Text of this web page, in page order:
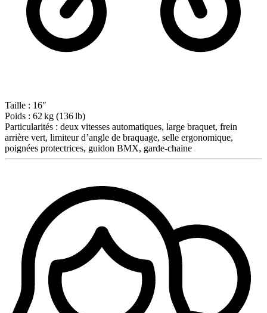
Taille : 16″
Poids : 62 kg (136 lb)
Particularités : deux vitesses automatiques, large braquet, frein
arrière vert, limiteur d’angle de braquage, selle ergonomique,
poignées protectrices, guidon BMX, garde-chaine